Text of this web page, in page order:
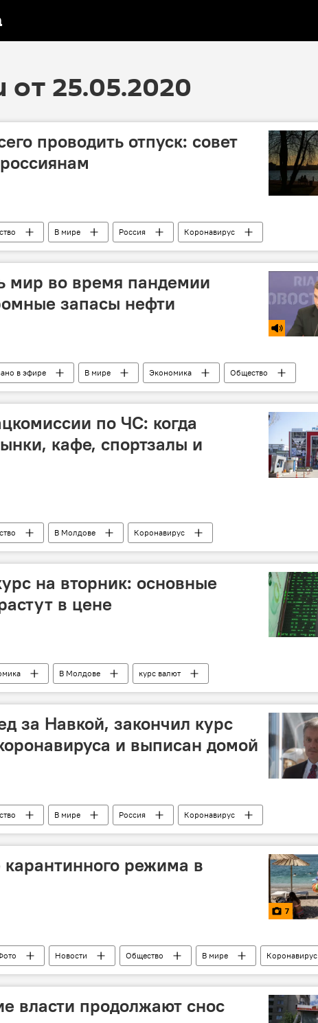
от 25.05.2020
проводить отпуск: совет
В мире Россия Коронавирус
мир во время пандемии
запасы нефти
в эфире В мире Экономика
Общество
по ЧС: когда
кафе, спортзалы и
В Молдове Коронавирус
на вторник: основные
в цене
В Молдове курс валют
за Навкой, закончил курс
и выписан домой
В мире Россия Коронавирус
режима в
7
Новости Общество В мире Коронавирус
власти продолжают снос